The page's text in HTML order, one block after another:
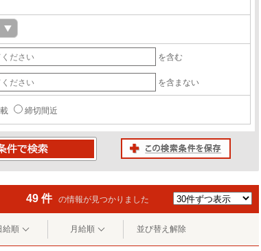
を含む
を含まない
締切間近
49 件 の情報が見つかりました
給順 月給順 並び替え解除